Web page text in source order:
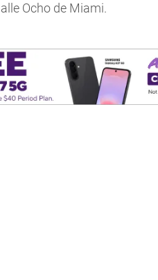
Ocho de Miami.